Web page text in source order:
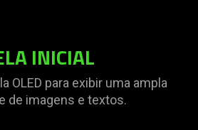
INICIAL
OLED para exibir uma ampla
de imagens e textos.